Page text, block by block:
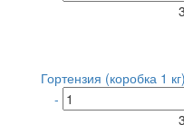
Гортензия (коробка 1
-